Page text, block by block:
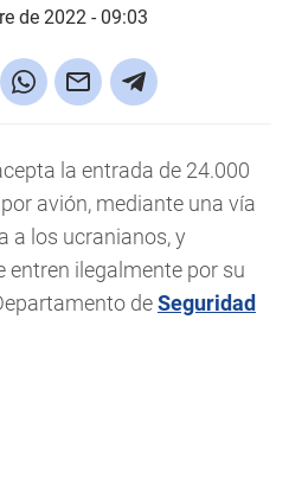
de 2022 - 09:03
la entrada de 24.000
por avión, mediante una vía
a los ucranianos, y
entren ilegalmente por su
deSeguridad